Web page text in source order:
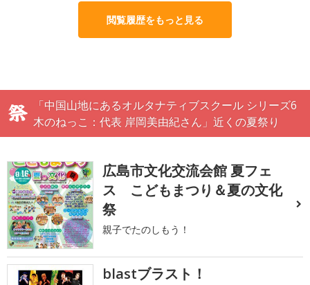
閲覧履歴をもっと見る
「中国山地にあるオルタナティブスクール シリーズ6
木のねっこ：代表 岸岡美由紀さん」近くの夏祭り
広島市文化交流会館 夏フェ
ス こどもまつり＆夏の文化
祭
親子でたのしもう！
blastブラスト！